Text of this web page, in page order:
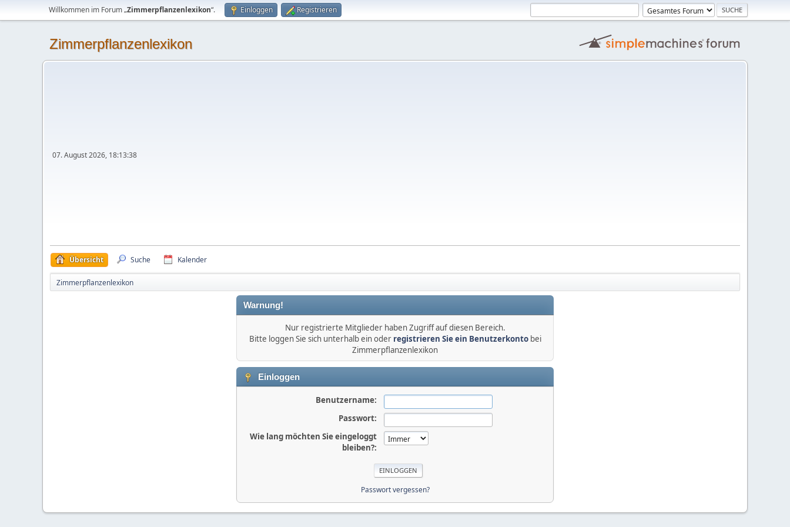
Willkommen im Forum „Zimmerpflanzenlexikon“. Einloggen Registrieren
Zimmerpflanzenlexikon
07. August 2026, 18:13:38
Übersicht Suche Kalender
Zimmerpflanzenlexikon
Warnung!
Nur registrierte Mitglieder haben Zugriff auf diesen Bereich.
Bitte loggen Sie sich unterhalb ein oder registrieren Sie ein Benutzerkontobei
Zimmerpflanzenlexikon
Einloggen
Benutzername:
Passwort:
Wie lang möchten Sie eingeloggt
bleiben?:
Passwort vergessen?